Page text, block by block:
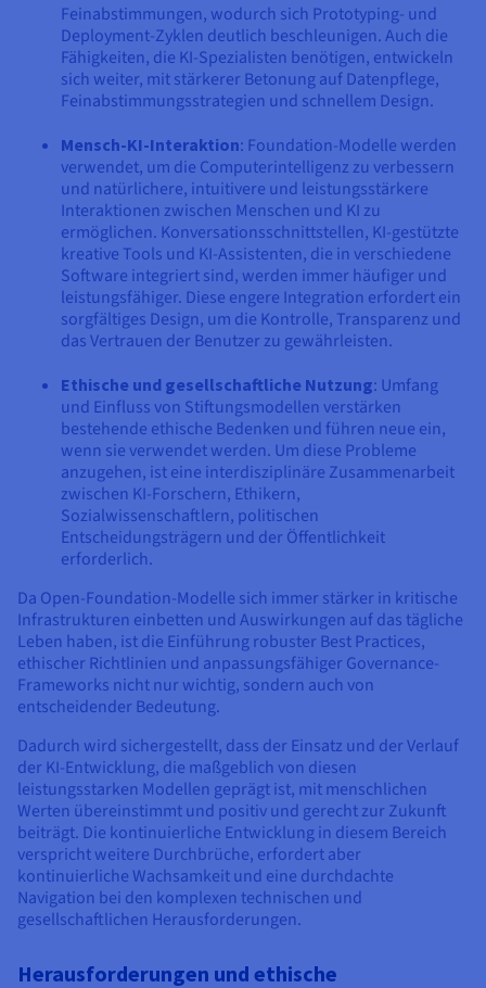
Feinabstimmungen, wodurch sich Prototyping- und
Deployment-Zyklen deutlich beschleunigen. Auch die
Fähigkeiten, die KI-Spezialisten benötigen, entwickeln
sich weiter, mit stärkerer Betonung auf Datenpflege,
Feinabstimmungsstrategien und schnellem Design.
Mensch-KI-Interaktion: Foundation-Modelle werden
verwendet, um die Computerintelligenz zu verbessern
und natürlichere, intuitivere und leistungsstärkere
Interaktionen zwischen Menschen und KI zu
ermöglichen. Konversationsschnittstellen, KI-gestützte
kreative Tools und KI-Assistenten, die in verschiedene
Software integriert sind, werden immer häufiger und
leistungsfähiger. Diese engere Integration erfordert ein
sorgfältiges Design, um die Kontrolle, Transparenz und
das Vertrauen der Benutzer zu gewährleisten.
Ethische und gesellschaftliche Nutzung: Umfang
und Einfluss von Stiftungsmodellen verstärken
bestehende ethische Bedenken und führen neue ein,
wenn sie verwendet werden. Um diese Probleme
anzugehen, ist eine interdisziplinäre Zusammenarbeit
zwischen KI-Forschern, Ethikern,
Sozialwissenschaftlern, politischen
Entscheidungsträgern und der Öffentlichkeit
erforderlich.
Da Open-Foundation-Modelle sich immer stärker in kritische
Infrastrukturen einbetten und Auswirkungen auf das tägliche
Leben haben, ist die Einführung robuster Best Practices,
ethischer Richtlinien und anpassungsfähiger Governance-
Frameworks nicht nur wichtig, sondern auch von
entscheidender Bedeutung.
Dadurch wird sichergestellt, dass der Einsatz und der Verlauf
der KI-Entwicklung, die maßgeblich von diesen
leistungsstarken Modellen geprägt ist, mit menschlichen
Werten übereinstimmt und positiv und gerecht zur Zukunft
beiträgt. Die kontinuierliche Entwicklung in diesem Bereich
verspricht weitere Durchbrüche, erfordert aber
kontinuierliche Wachsamkeit und eine durchdachte
Navigation bei den komplexen technischen und
gesellschaftlichen Herausforderungen.
Herausforderungen und ethische